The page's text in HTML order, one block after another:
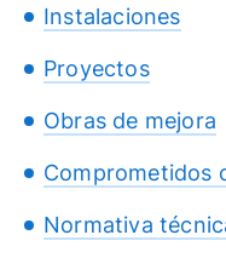
Instalaciones
Proyectos
Obras de mejora
Comprometidos
Normativa